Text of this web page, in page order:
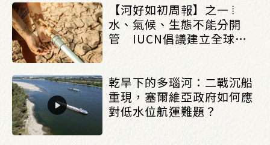
【河好如初周報】之一 ⦙
水、氣候、生態不能分開
管 IUCN倡議建立全球水
乾旱下的多瑙河：二戰沉船
重現，塞爾維亞政府如何應
對低水位航運難題？